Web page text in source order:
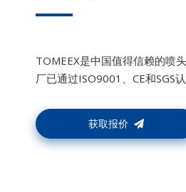
TOMEEX是中国值得信赖的喷
厂已通过ISO9001、CE和SGS
获取报价